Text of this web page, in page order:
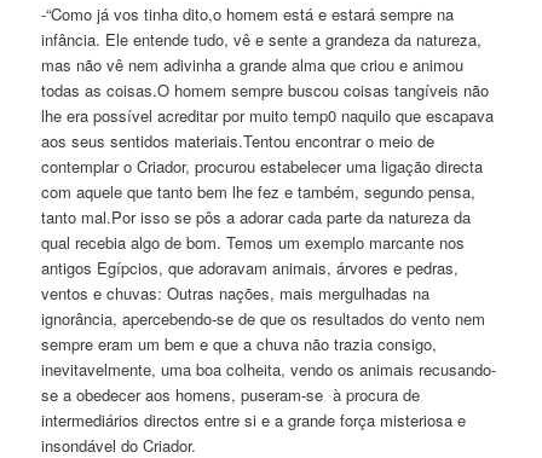
-“Como já vos tinha dito,o homem está e estará sempre na
infância. Ele entende tudo, vê e sente a grandeza da natureza,
mas não vê nem adivinha a grande alma que criou e animou
todas as coisas.O homem sempre buscou coisas tangíveis não
lhe era possível acreditar por muito temp0 naquilo que escapava
aos seus sentidos materiais.Tentou encontrar o meio de
contemplar o Criador, procurou estabelecer uma ligação directa
com aquele que tanto bem lhe fez e também, segundo pensa,
tanto mal.Por isso se pôs a adorar cada parte da natureza da
qual recebia algo de bom. Temos um exemplo marcante nos
antigos Egípcios, que adoravam animais, árvores e pedras,
ventos e chuvas: Outras nações, mais mergulhadas na
ignorância, apercebendo-se de que os resultados do vento nem
sempre eram um bem e que a chuva não trazia consigo,
inevitavelmente, uma boa colheita, vendo os animais recusando-
se a obedecer aos homens, puseram-se à procura de
intermediários directos entre si e a grande força misteriosa e
insondável do Criador.